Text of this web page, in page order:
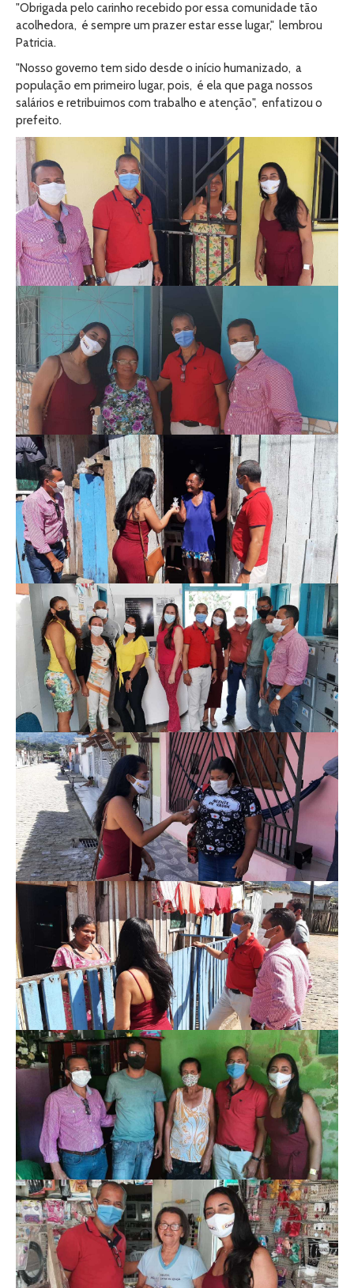
"Obrigada pelo carinho recebido por essa comunidade tão
acolhedora, é sempre um prazer estar esse lugar," lembrou
Patricia.
"Nosso governo tem sido desde o início humanizado, a
população em primeiro lugar, pois, é ela que paga nossos
salários e retribuimos com trabalho e atenção", enfatizou o
prefeito.